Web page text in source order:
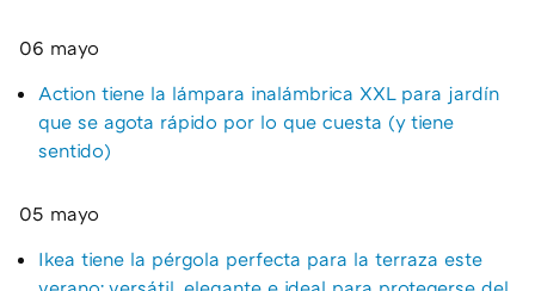
06 mayo
Action tiene la lámpara inalámbrica XXL para jardín
que se agota rápido por lo que cuesta (y tiene
sentido)
05 mayo
Ikea tiene la pérgola perfecta para la terraza este